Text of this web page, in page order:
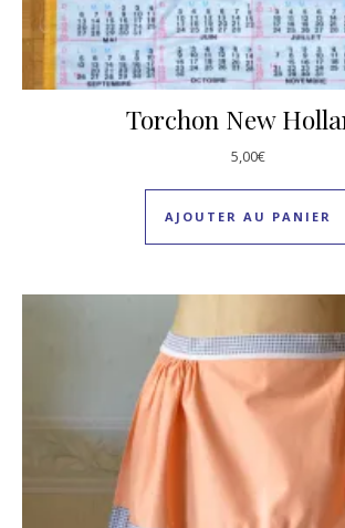
Torchon New
5,00€
AJOUTER AU PANIER